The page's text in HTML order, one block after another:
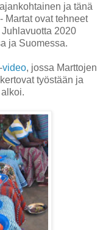
ja tänä
Martat ovat tehneet
2020
ja Suomessa.
-video, jossa Marttojen
työstään ja